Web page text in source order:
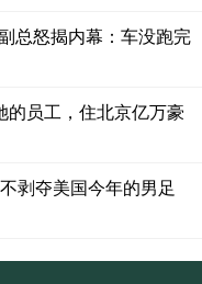
总怒揭内幕：车没跑完
的员工，住北京亿万豪
剥夺美国今年的男足